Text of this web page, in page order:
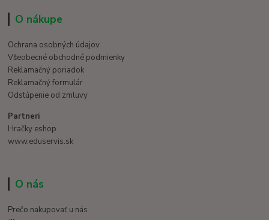
O nákupe
Ochrana osobných údajov
Všeobecné obchodné podmienky
Reklamačný poriadok
Reklamačný formulár
Odstúpenie od zmluvy
Partneri
Hračky eshop
www.eduservis.sk
O nás
Prečo nakupovať u nás